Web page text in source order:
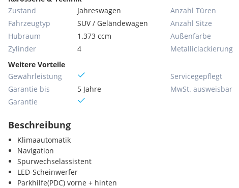
Zustand
Jahreswagen
Fahrzeugtyp
SUV / Geländewagen
Hubraum
1.373 ccm
Zylinder
4
Anzahl Türen
Anzahl Sitze
Außenfarbe
Metallic­lackierung
Weitere Vorteile
Gewährleistung
Garantie bis
5 Jahre
Garantie
Servicegepflegt
MwSt. ausweisbar
Beschreibung
Klimaautomatik
Navigation
Spurwechselassistent
LED-Scheinwerfer
Parkhilfe(PDC) vorne + hinten